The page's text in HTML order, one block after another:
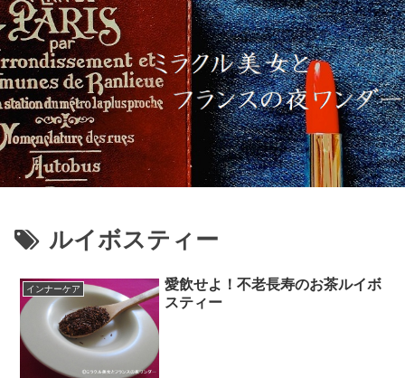
ルイボスティー
インナーケア
愛飲せよ！不老長寿のお茶ルイボ
スティー